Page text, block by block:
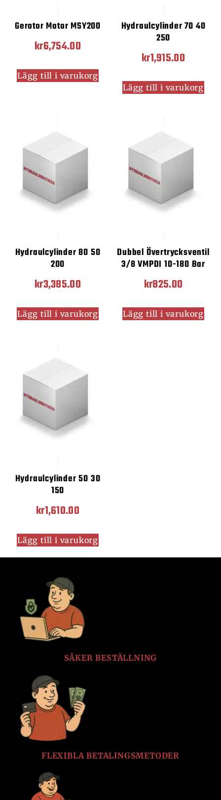
Gerotor Motor MSY200
kr6,754.00
Lägg till i varukorg
Hydraulcylinder 70 40
250
kr1,915.00
Lägg till i varukorg
Hydraulcylinder 80 50
200
kr3,385.00
Lägg till i varukorg
Dubbel Övertrycksventil
3/8 VMPDI 10-180 Bar
kr825.00
Lägg till i varukorg
Hydraulcylinder 50 30
150
kr1,610.00
Lägg till i varukorg
SÄKER BESTÄLLNING
FLEXIBLA BETALINGSMETODER